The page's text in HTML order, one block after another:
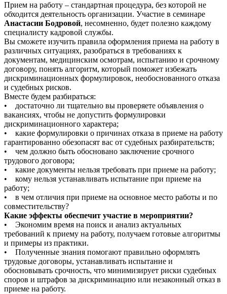
Прием на работу – стандартная процедура, без которой не
обходится деятельность организации. Участие в семинаре
Анастасии Бодровой, несомненно, будет полезно каждому
специалисту кадровой службы.
Вы сможете изучить правила оформления приема на работу в
различных ситуациях, разобраться в требованиях к
документам, медицинским осмотрам, испытанию и срочному
договору, понять алгоритм, который поможет избежать
дискриминационных формулировок, необоснованного отказа
и судебных рисков.
Вместе будем разбираться:
• достаточно ли тщательно вы проверяете объявления о
вакансиях, чтобы не допустить формулировки
дискриминационного характера;
• какие формулировки о причинах отказа в приеме на работу
гарантированно обезопасят вас от судебных разбирательств;
• чем должно быть обосновано заключение срочного
трудового договора;
• какие документы нельзя требовать при приеме на работу;
• кому нельзя устанавливать испытание при приеме на
работу;
• в чем отличия при приеме на основное место работы и по
совместительству?
Какие эффекты обеспечит участие в мероприятии?
• Экономим время на поиск и анализ актуальных
требований к приему на работу, получаем готовые алгоритмы
и примеры из практики.
• Полученные знания помогают правильно оформлять
трудовые договоры, устанавливать испытание и
обосновывать срочность, что минимизирует риски судебных
споров и штрафов за дискриминацию или незаконный отказ в
приеме на работу.